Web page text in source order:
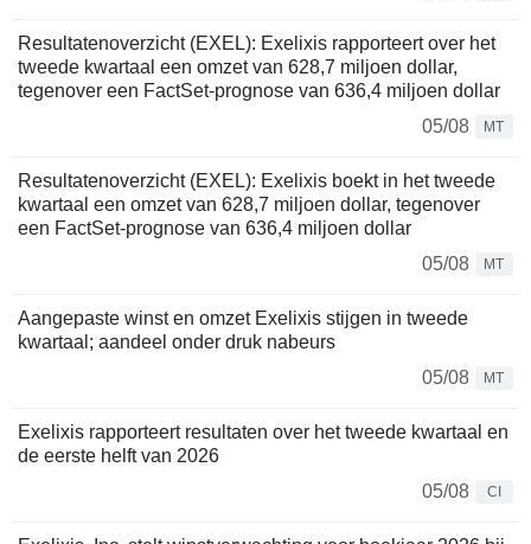
Resultatenoverzicht (EXEL): Exelixis rapporteert over het
tweede kwartaal een omzet van 628,7 miljoen dollar,
tegenover een FactSet-prognose van 636,4 miljoen dollar
05/08
MT
Resultatenoverzicht (EXEL): Exelixis boekt in het tweede
kwartaal een omzet van 628,7 miljoen dollar, tegenover
een FactSet-prognose van 636,4 miljoen dollar
05/08
MT
Aangepaste winst en omzet Exelixis stijgen in tweede
kwartaal; aandeel onder druk nabeurs
05/08
MT
Exelixis rapporteert resultaten over het tweede kwartaal en
de eerste helft van 2026
05/08
CI